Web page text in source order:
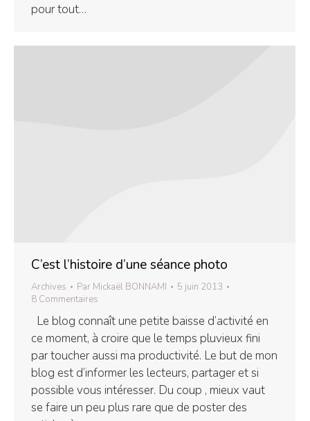
pour tout…
C’est l’histoire d’une séance photo
Archives Par Mickaël BONNAMI
5 juin 2013
8 Commentaires
Le blog connaît une petite baisse d’activité en
ce moment, à croire que le temps pluvieux fini
par toucher aussi ma productivité. Le but de mon
blog est d’informer les lecteurs, partager et si
possible vous intéresser. Du coup , mieux vaut
se faire un peu plus rare que de poster des